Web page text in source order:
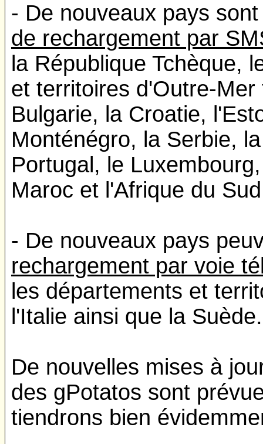
- De nouveaux pays
de rechargement par
la République Tchèque,
et territoires d'Outre-
Bulgarie, la Croatie,
Monténégro, la Serbie,
Portugal, le
Maroc et l'Afrique du
- De nouveaux pays
rechargement par voie
les départements et
l'Italie ainsi que la Suède.
De nouvelles mises à
des gPotatos sont
tiendrons bien